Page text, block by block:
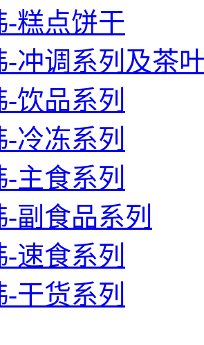
-糕点饼干
-冲调系列及茶
-饮品系列
-冷冻系列
-主食系列
-副食品系列
-速食系列
-干货系列